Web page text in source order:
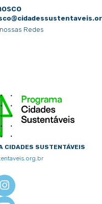
Redes
CIDADES SUSTENTÁVEIS
I
n
s
Y
o
u